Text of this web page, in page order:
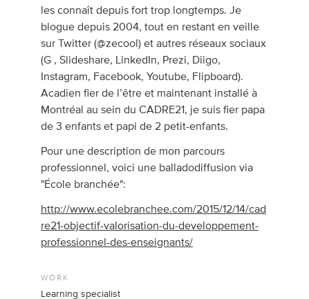
les connaît depuis fort trop longtemps. Je
blogue depuis 2004, tout en restant en veille
sur Twitter (@zecool) et autres réseaux sociaux
(G , Slideshare, LinkedIn, Prezi, Diigo,
Instagram, Facebook, Youtube, Flipboard).
Acadien fier de l’être et maintenant installé à
Montréal au sein du CADRE21, je suis fier papa
de 3 enfants et papi de 2 petit-enfants.
Pour une description de mon parcours
professionnel, voici une balladodiffusion via
"École branchée":
http://www.ecolebranchee.com/2015/12/14/cad
re21-objectif-valorisation-du-developpement-
professionnel-des-enseignants/
WORK
Learning specialist